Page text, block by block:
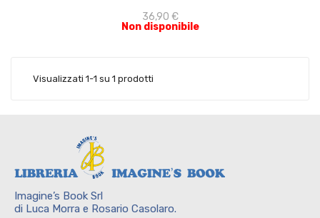
36,90 €
Non disponibile
Visualizzati 1-1 su 1 prodotti
Imagine’s Book Srl
di Luca Morra e Rosario Casolaro.